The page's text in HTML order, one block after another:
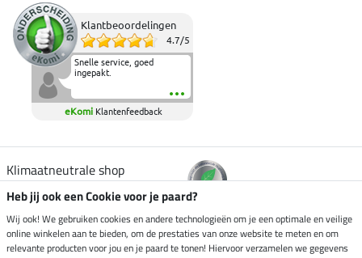
Klantbeoordelingen
4.7/5
Snelle service, goed
ingepakt.
eKomi Klantenfeedback
Klimaatneutrale shop
Verzending per
Heb jij ook een Cookie voor je paard?
Wij ook! We gebruiken cookies en andere technologieën om je een optimale en veilige
online winkelen aan te bieden, om de prestaties van onze website te meten en om
relevante producten voor jou en je paard te tonen! Hiervoor verzamelen we gegevens